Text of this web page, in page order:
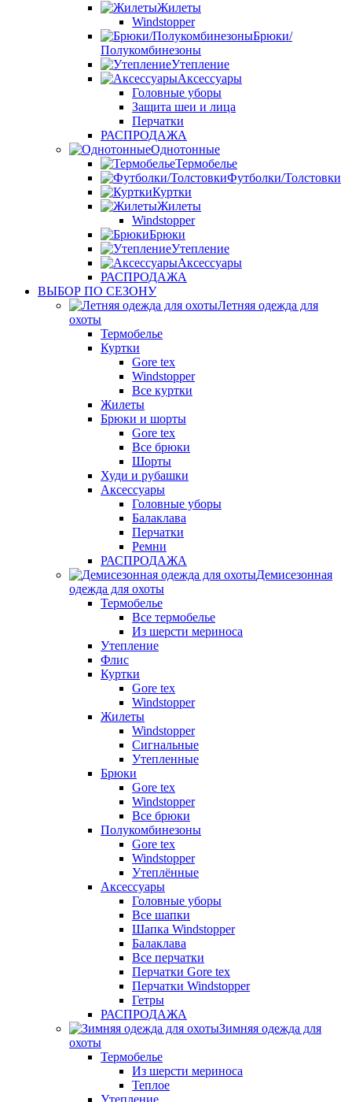
Жилеты
Windstopper
Брюки/
Полукомбинезоны
Утепление
Аксессуары
Головные уборы
Защита шеи и лица
Перчатки
РАСПРОДАЖА
Однотонные
Термобелье
Футболки/Толстовки
Куртки
Жилеты
Windstopper
Брюки
Утепление
Аксессуары
РАСПРОДАЖА
ВЫБОР ПО СЕЗОНУ
Летняя одежда для
охоты
Термобелье
Куртки
Gore tex
Windstopper
Все куртки
Жилеты
Брюки и шорты
Gore tex
Все брюки
Шорты
Худи и рубашки
Аксессуары
Головные уборы
Балаклава
Перчатки
Ремни
РАСПРОДАЖА
Демисезонная
одежда для охоты
Термобелье
Все термобелье
Из шерсти мериноса
Утепление
Флис
Куртки
Gore tex
Windstopper
Жилеты
Windstopper
Сигнальные
Утепленные
Брюки
Gore tex
Windstopper
Все брюки
Полукомбинезоны
Gore tex
Windstopper
Утеплённые
Аксессуары
Головные уборы
Все шапки
Шапка Windstopper
Балаклава
Все перчатки
Перчатки Gore tex
Перчатки Windstopper
Гетры
РАСПРОДАЖА
Зимняя одежда для
охоты
Термобелье
Из шерсти мериноса
Теплое
Утепление